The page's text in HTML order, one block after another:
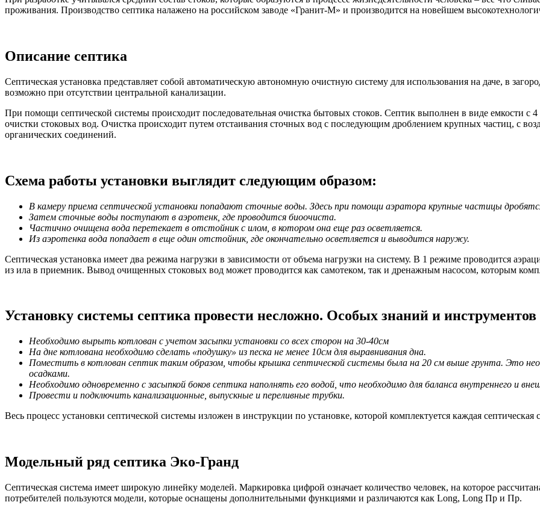
проживания. Производство септика налажено на российском заводе «Гранит-М» и производится на новейшем
Описание септика
Септическая установка представляет собой автоматическую автономную очистную систему для использования на даче, в
возможно при отсутствии центральной канализации.
При помощи септической системы происходит последовательная очистка бытовых стоков. Септик выполнен в виде емкости с
очистки стоковых вод. Очистка происходит путем отстаивания сточных вод с последующим дроблением крупных частиц, с
органических соединений.
Схема работы установки выглядит следующим образом:
В камеру приема септической установки попадают сточные воды. Здесь при помощи аэратора крупные частицы
Затем сточные воды поступают в аэротенк, где проводится биоочиста.
Частично очищена вода перетекает в отстойник с илом, в котором она еще раз осветляется.
Из аэротенка вода попадает в еще один отстойник, где окончательно осветляется и выводится наружу.
Септическая установка имеет два режима нагрузки в зависимости от объема нагрузки на систему. В 1 режиме проводится
из ила в приемник. Вывод очищенных стоковых вод может проводится как самотеком, так и дренажным насосом, которым
Установку системы септика провести несложно. Особых знаний и инструментов
Необходимо вырыть котлован с учетом засыпки установки со всех сторон на 30-40см
На дне котлована необходимо сделать «подушку» из песка не менее 10см для выравнивания дна.
Поместить в котлован септик таким образом, чтобы крышка септической системы была на 20 см выше грунта. Это
осадками.
Необходимо одновременно с засыпкой боков септика наполнять его водой, что необходимо для баланса внутреннего и
Провести и подключить канализационные, выпускные и переливные трубки.
Весь процесс установки септической системы изложен в инструкции по установке, которой комплектуется каждая септическая
Модельный ряд септика Эко-Гранд
Септическая система имеет широкую линейку моделей. Маркировка цифрой означает количество человек, на которое
потребителей пользуются модели, которые оснащены дополнительными функциями и различаются как Long, Long Пр и Пр.